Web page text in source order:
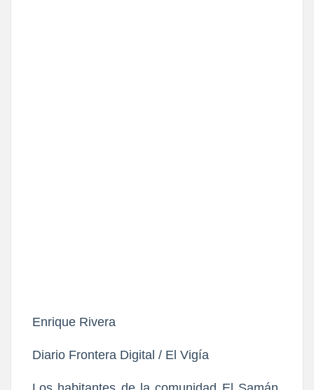
Enrique Rivera
Diario Frontera Digital / El Vigía